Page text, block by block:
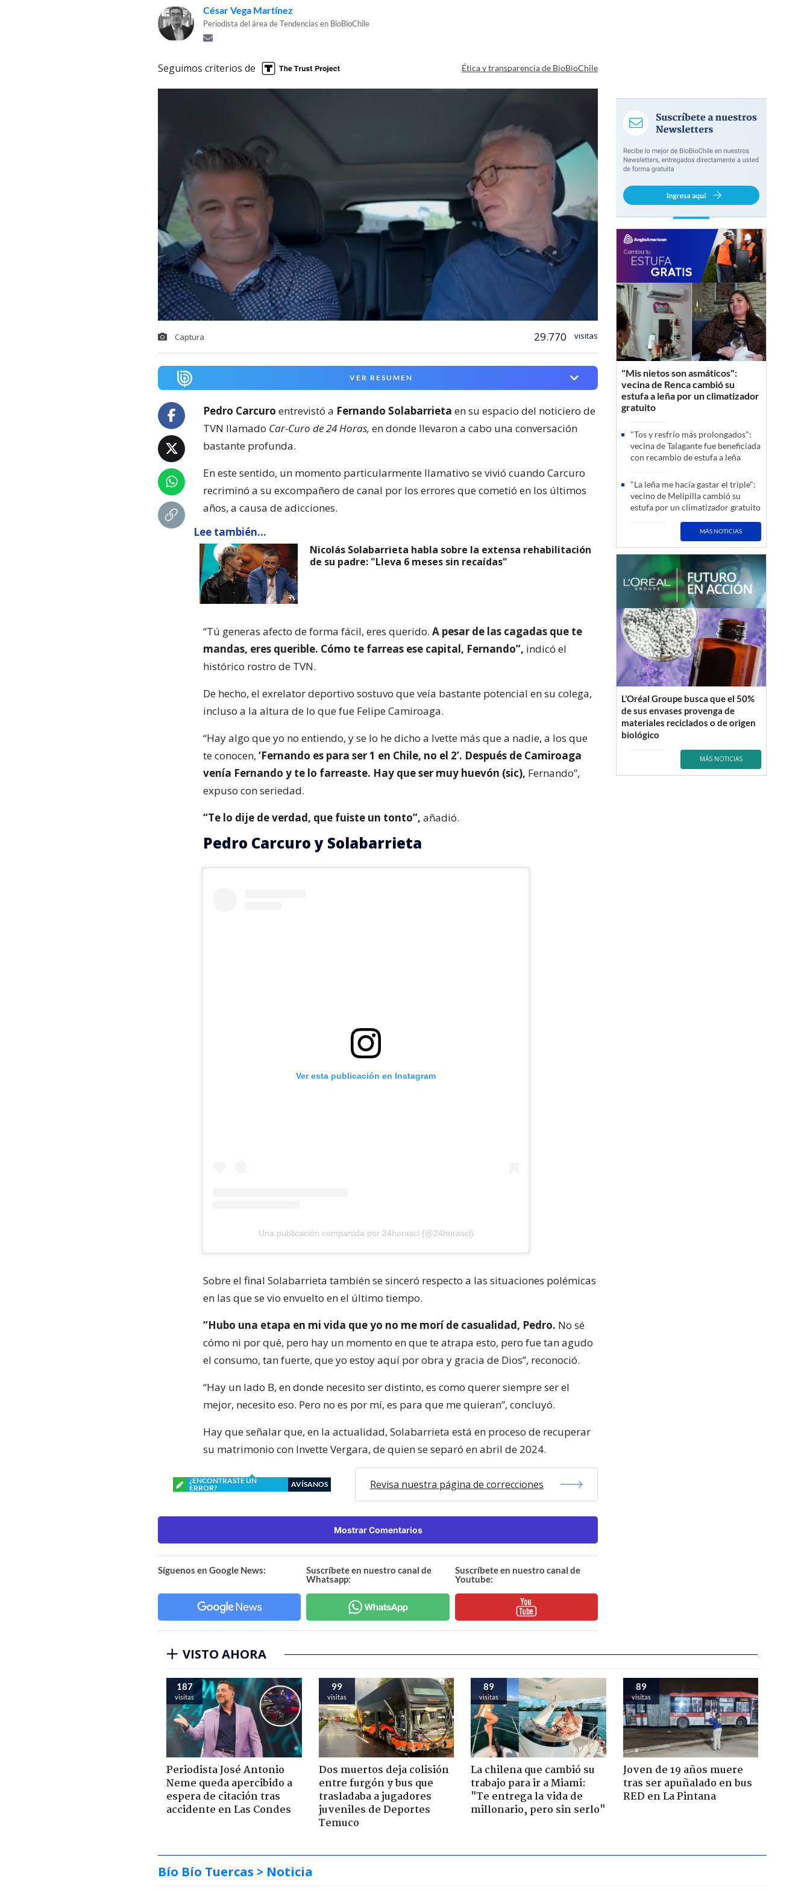
César Vega Martínez
Periodista del área de Tendencias en BioBioChile
Seguimos criterios de Ética y transparencia de BioBioChile
Captura 29.770 visitas
VER RESUMEN
Pedro Carcuro entrevistó a Fernando Solabarrieta en su espacio del noticiero de
TVN llamado Car-Curo de 24 Horas, en donde llevaron a cabo una conversación
bastante profunda.
En este sentido, un momento particularmente llamativo se vivió cuando Carcuro
recriminó a su excompañero de canal por los errores que cometió en los últimos
años, a causa de adicciones.
Lee también...
Nicolás Solabarrieta habla sobre la extensa rehabilitación
de su padre: "Lleva 6 meses sin recaídas"
“Tú generas afecto de forma fácil, eres querido. A pesar de las cagadas que te
mandas, eres querible. Cómo te farreas ese capital, Fernando”, indicó el
histórico rostro de TVN.
De hecho, el exrelator deportivo sostuvo que veía bastante potencial en su colega,
incluso a la altura de lo que fue Felipe Camiroaga.
“Hay algo que yo no entiendo, y se lo he dicho a Ivette más que a nadie, a los que
te conocen, ‘Fernando es para ser 1 en Chile, no el 2’. Después de Camiroaga
venía Fernando y te lo farreaste. Hay que ser muy huevón (sic), Fernando”,
expuso con seriedad.
“Te lo dije de verdad, que fuiste un tonto”, añadió.
Pedro Carcuro y Solabarrieta
Ver esta publicación en Instagram
Una publicación compartida por 24horascl (@24horascl)
Sobre el final Solabarrieta también se sinceró respecto a las situaciones polémicas
en las que se vio envuelto en el último tiempo.
“Hubo una etapa en mi vida que yo no me morí de casualidad, Pedro. No sé
cómo ni por qué, pero hay un momento en que te atrapa esto, pero fue tan agudo
el consumo, tan fuerte, que yo estoy aquí por obra y gracia de Dios”, reconoció.
“Hay un lado B, en donde necesito ser distinto, es como querer siempre ser el
mejor, necesito eso. Pero no es por mí, es para que me quieran”, concluyó.
Hay que señalar que, en la actualidad, Solabarrieta está en proceso de recuperar
su matrimonio con Invette Vergara, de quien se separó en abril de 2024.
¿ENCONTRASTE UN
ERROR?
AVÍSANOS Revisa nuestra página de correcciones
Mostrar Comentarios
Síguenos en Google News:
Suscríbete en nuestro canal de
Whatsapp:
Suscríbete en nuestro canal de
Youtube:
"Mis nietos son asmáticos":
vecina de Renca cambió su
estufa a leña por un climatizador
gratuito
"Tos y resfrío más prolongados":
vecina de Talagante fue beneficiada
con recambio de estufa a leña
"La leña me hacía gastar el triple":
vecino de Melipilla cambió su
estufa por un climatizador gratuito
MÁS NOTICIAS
L’Oréal Groupe busca que el 50%
de sus envases provenga de
materiales reciclados o de origen
biológico
MÁS NOTICIAS
VISTO AHORA
187
visitas
Periodista José Antonio
Neme queda apercibido a
espera de citación tras
accidente en Las Condes
99
visitas
Dos muertos deja colisión
entre furgón y bus que
trasladaba a jugadores
juveniles de Deportes
Temuco
89
visitas
La chilena que cambió su
trabajo para ir a Miami:
"Te entrega la vida de
millonario, pero sin serlo"
89
visitas
Joven de 19 años muere
tras ser apuñalado en bus
RED en La Pintana
Bío Bío Tuercas > Noticia